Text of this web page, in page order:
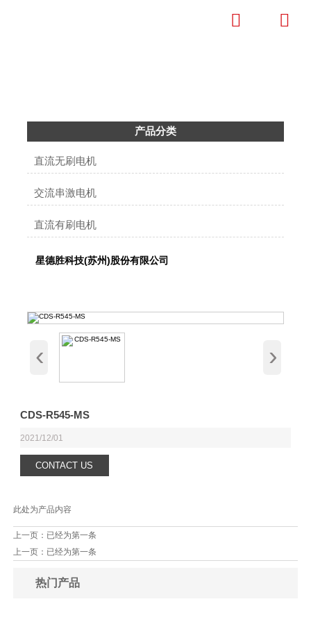
 
产品分类
直流无刷电机
交流串激电机
直流有刷电机
星德胜科技(苏州)股份有限公司
‹ ›
CDS-R545-MS
2021/12/01
CONTACT US
此处为产品内容
上一页：已经为第一条
上一页：已经为第一条
热门产品